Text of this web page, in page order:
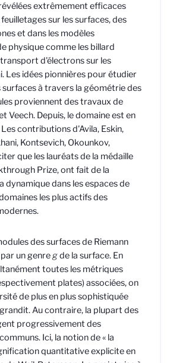
extrêmement efficaces
sur les surfaces, des
et dans les modèles
physique comme les billard
d'électrons sur les
Les idées pionnières pour étudier
surfaces à travers la géométrie des
proviennent des travaux de
Veech. Depuis, le domaine est en
contributions d'Avila, Eskin,
Kontsevich, Okounkov,
que les lauréats de la médaille
Prize, ont fait de la
dynamique dans les espaces de
les plus actifs des
des surfaces de Riemann
un genregde la surface. En
toutes les métriques
plates) associées, on
de plus en plus sophistiquée
grandit. Au contraire, la plupart des
progressivement des
Ici, la notion de « la
quantitative explicite en